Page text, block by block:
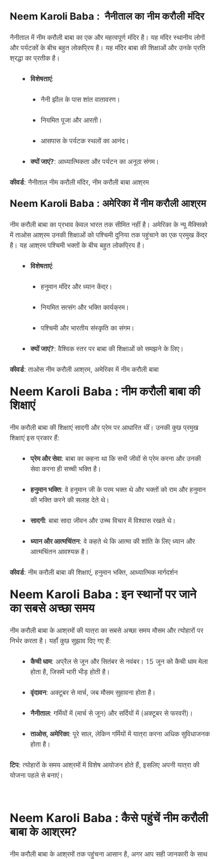
Neem Karoli Baba : नैनीताल का नीम करौली मंदिर
नैनीताल में नीम करौली बाबा का एक और महत्वपूर्ण मंदिर है। यह मंदिर स्थानीय लोगों
और पर्यटकों के बीच बहुत लोकप्रिय है। यह मंदिर बाबा की शिक्षाओं और उनके प्रति
श्रद्धा का प्रतीक है।
विशेषताएं:
नैनी झील के पास शांत वातावरण।
नियमित पूजा और आरती।
आसपास के पर्यटक स्थलों का आनंद।
क्यों जाएं?: आध्यात्मिकता और पर्यटन का अनूठा संगम।
कीवर्ड: नैनीताल नीम करौली मंदिर, नीम करौली बाबा आश्रम
Neem Karoli Baba : अमेरिका में नीम करौली आश्रम
नीम करौली बाबा का प्रभाव केवल भारत तक सीमित नहीं है। अमेरिका के न्यू मैक्सिको
में ताओस आश्रम उनकी शिक्षाओं को पश्चिमी दुनिया तक पहुंचाने का एक प्रमुख केंद्र
है। यह आश्रम पश्चिमी भक्तों के बीच बहुत लोकप्रिय है।
विशेषताएं:
हनुमान मंदिर और ध्यान केंद्र।
नियमित सत्संग और भक्ति कार्यक्रम।
पश्चिमी और भारतीय संस्कृति का संगम।
क्यों जाएं?: वैश्विक स्तर पर बाबा की शिक्षाओं को समझने के लिए।
कीवर्ड: ताओस नीम करौली आश्रम, अमेरिका में नीम करौली बाबा
Neem Karoli Baba : नीम करौली बाबा की
शिक्षाएं
नीम करौली बाबा की शिक्षाएं सादगी और प्रेम पर आधारित थीं। उनकी कुछ प्रमुख
शिक्षाएं इस प्रकार हैं:
प्रेम और सेवा: बाबा का कहना था कि सभी जीवों से प्रेम करना और उनकी
सेवा करना ही सच्ची भक्ति है।
हनुमान भक्ति: वे हनुमान जी के परम भक्त थे और भक्तों को राम और हनुमान
की भक्ति करने की सलाह देते थे।
सादगी: बाबा सादा जीवन और उच्च विचार में विश्वास रखते थे।
ध्यान और आत्मचिंतन: वे कहते थे कि आत्मा की शांति के लिए ध्यान और
आत्मचिंतन आवश्यक है।
कीवर्ड: नीम करौली बाबा की शिक्षाएं, हनुमान भक्ति, आध्यात्मिक मार्गदर्शन
Neem Karoli Baba : इन स्थानों पर जाने
का सबसे अच्छा समय
नीम करौली बाबा के आश्रमों की यात्रा का सबसे अच्छा समय मौसम और त्योहारों पर
निर्भर करता है। यहाँ कुछ सुझाव दिए गए हैं:
कैची धाम: अप्रैल से जून और सितंबर से नवंबर। 15 जून को कैची धाम मेला
होता है, जिसमें भारी भीड़ होती है।
वृंदावन: अक्टूबर से मार्च, जब मौसम सुहावना होता है।
नैनीताल: गर्मियों में (मार्च से जून) और सर्दियों में (अक्टूबर से फरवरी)।
ताओस, अमेरिका: पूरे साल, लेकिन गर्मियों में यात्रा करना अधिक सुविधाजनक
होता है।
टिप: त्योहारों के समय आश्रमों में विशेष आयोजन होते हैं, इसलिए अपनी यात्रा की
योजना पहले से बनाएं।
Neem Karoli Baba : कैसे पहुंचें नीम करौली
बाबा के आश्रम?
नीम करौली बाबा के आश्रमों तक पहुंचना आसान है, अगर आप सही जानकारी के साथ